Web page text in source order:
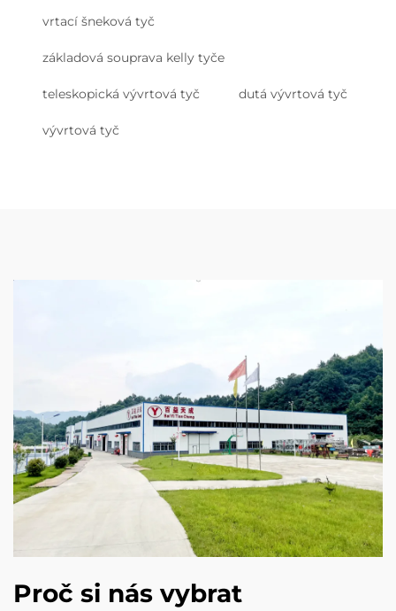
vrtací šneková tyč
základová souprava kelly tyče
teleskopická vývrtová tyč dutá vývrtová tyč
vývrtová tyč
Proč si nás vybrat